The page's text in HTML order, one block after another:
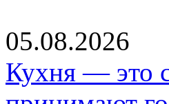
05.08.2026
Кухня — это